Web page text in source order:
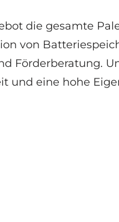
die gesamte
von
Förderberatung.
und eine hohe